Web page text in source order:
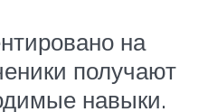
на
получают
навыки.